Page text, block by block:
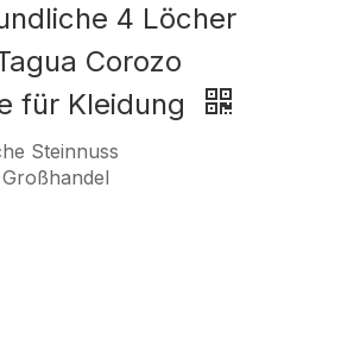
4 Löcher
Corozo
für Kleidung
Steinnuss